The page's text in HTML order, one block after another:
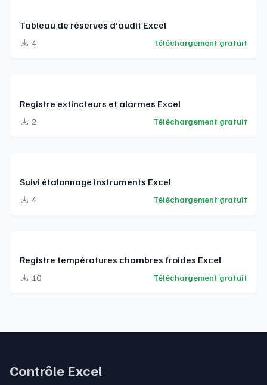
Tableau de réserves d’audit Excel
4 Téléchargement gratuit
Registre extincteurs et alarmes Excel
2 Téléchargement gratuit
Suivi étalonnage instruments Excel
4 Téléchargement gratuit
Registre températures chambres froides Excel
10 Téléchargement gratuit
Contrôle Excel